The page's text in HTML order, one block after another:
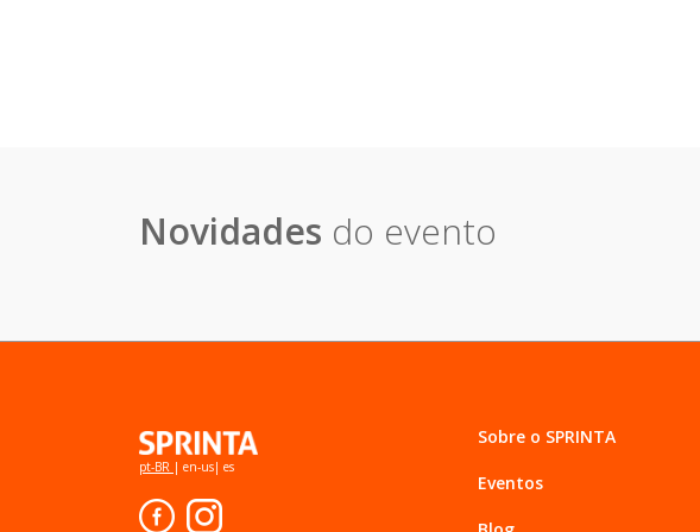
Novidades do evento
pt-BR | en-us| es
Sobre o SPRINTA
Eventos